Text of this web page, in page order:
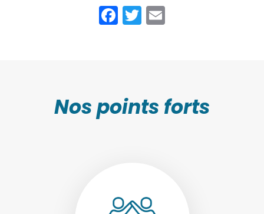
Facebook
Twitter
Nos points forts